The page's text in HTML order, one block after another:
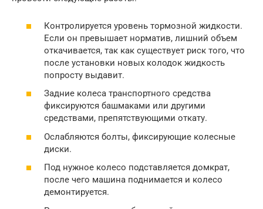
Контролируется уровень тормозной жидкости.
Если он превышает норматив, лишний объем
откачивается, так как существует риск того, что
после установки новых колодок жидкость
попросту выдавит.
Задние колеса транспортного средства
фиксируются башмаками или другими
средствами, препятствующими откату.
Ослабляются болты, фиксирующие колесные
диски.
Под нужное колесо подставляется домкрат,
после чего машина поднимается и колесо
демонтируется.